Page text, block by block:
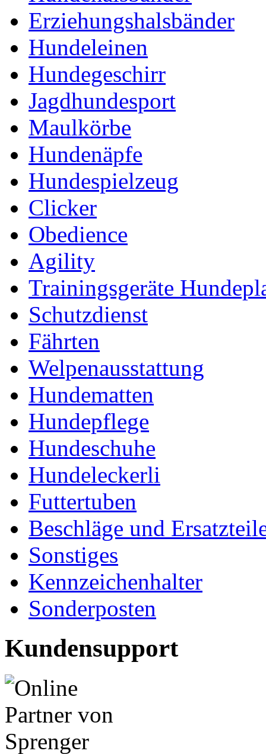
Erziehungshalsbänder
Hundeleinen
Hundegeschirr
Jagdhundesport
Maulkörbe
Hundenäpfe
Hundespielzeug
Clicker
Obedience
Agility
Trainingsgeräte
Schutzdienst
Fährten
Welpenausstattung
Hundematten
Hundepflege
Hundeschuhe
Hundeleckerli
Futtertuben
Beschläge und
Sonstiges
Kennzeichenhalter
Sonderposten
Kundensupport